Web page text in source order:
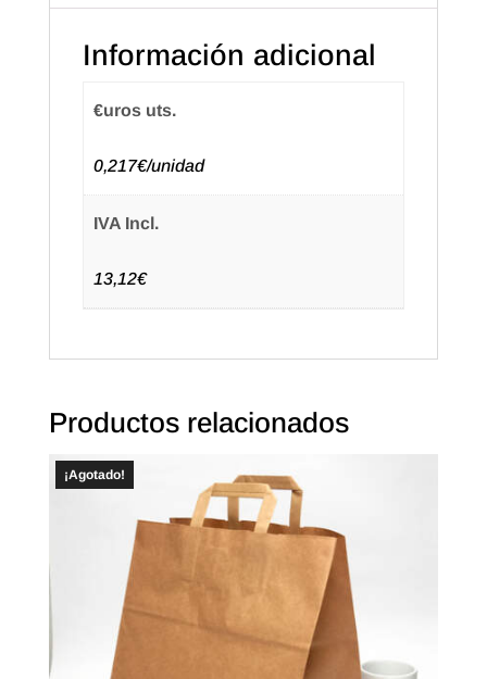
Información adicional
€uros uts.
0,217€/unidad
IVA Incl.
13,12€
Productos relacionados
¡Agotado!